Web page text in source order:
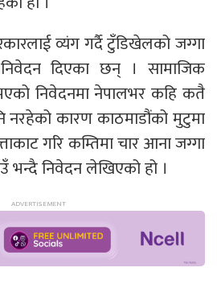
व्यंग गर्दै टुँडिखेलको जग्गा
दिएका छन् । सामाजिक
निवेदनमा नेपालभर कहि कतै
नरहेको कारण काठमाडौंको मुटुमा
गरि कम्तिमा चार आना जग्गा
भन्दै निवेदन लेखिएको हो ।